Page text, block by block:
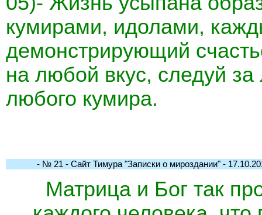
кумирами, идолами,
демонстрирующий
на любой вкус, следуй
любого кумира.
- № 21 - Сайт Тимура "Записки о мироздании" -
Матрица и Бог так